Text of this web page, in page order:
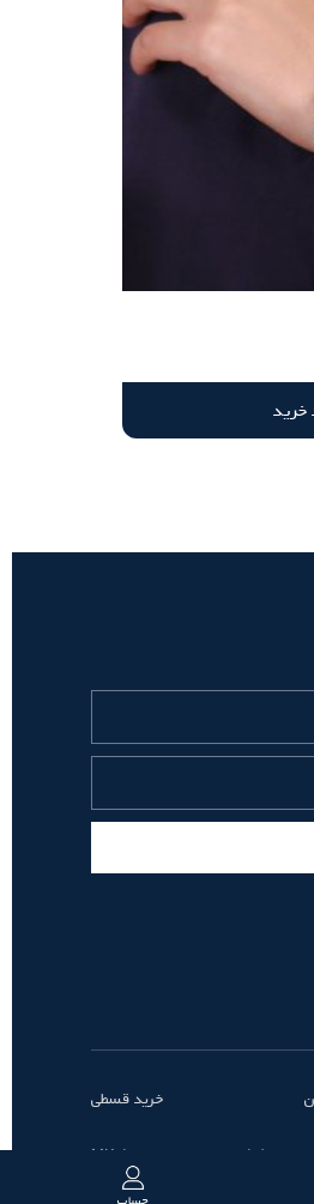
خرید
خرید قسطی
طراحی و توسعه توسط MK